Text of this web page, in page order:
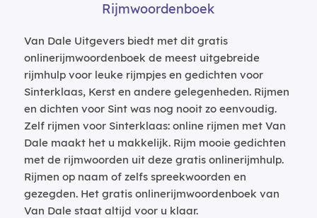
Rijmwoordenboek
Van Dale Uitgevers biedt met dit gratis
onlinerijmwoordenboek de meest uitgebreide
rijmhulp voor leuke rijmpjes en gedichten voor
Sinterklaas, Kerst en andere gelegenheden. Rijmen
en dichten voor Sint was nog nooit zo eenvoudig.
Zelf rijmen voor Sinterklaas: online rijmen met Van
Dale maakt het u makkelijk. Rijm mooie gedichten
met de rijmwoorden uit deze gratis onlinerijmhulp.
Rijmen op naam of zelfs spreekwoorden en
gezegden. Het gratis onlinerijmwoordenboek van
Van Dale staat altijd voor u klaar.